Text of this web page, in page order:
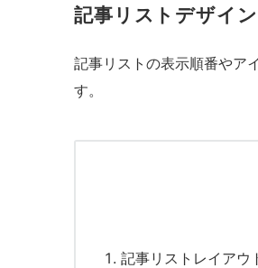
記事リストデザイン
記事リストの表示順番やア
す。
記事リストレイアウ